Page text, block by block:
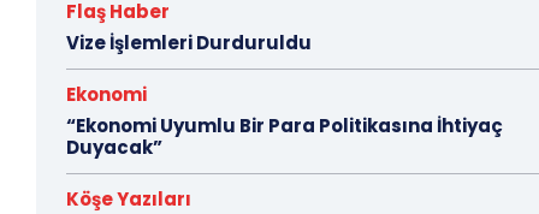
Flaş Haber
Vize İşlemleri Durduruldu
Ekonomi
“Ekonomi Uyumlu Bir Para Politikasına İhtiyaç
Duyacak”
Köşe Yazıları